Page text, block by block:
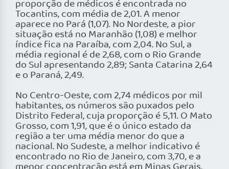
proporção de médicos é encontrada no
Tocantins, com média de 2,01. A menor
aparece no Pará (1,07). No Nordeste, a pior
situação está no Maranhão (1,08) e melhor
índice fica na Paraíba, com 2,04. No Sul, a
média regional é de 2,68, com o Rio Grande
do Sul apresentando 2,89; Santa Catarina 2,64
e o Paraná, 2,49.
No Centro-Oeste, com 2,74 médicos por mil
habitantes, os números são puxados pelo
Distrito Federal, cuja proporção é 5,11. O Mato
Grosso, com 1,91, que é o único estado da
região a ter uma média menor do que a
nacional. No Sudeste, a melhor indicativo é
encontrado no Rio de Janeiro, com 3,70, e a